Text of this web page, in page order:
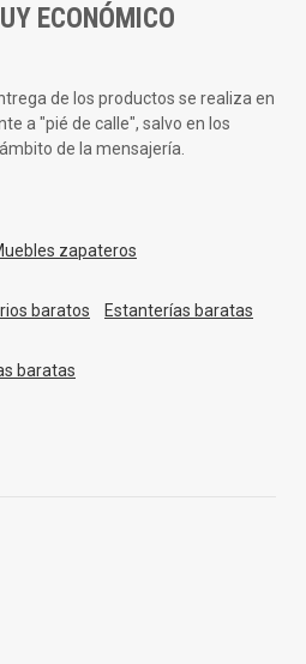
ECONÓMICO
de los productos se realiza en
a "pié de calle", salvo en los
de la mensajería.
zapateros
baratos Estanterías baratas
baratas